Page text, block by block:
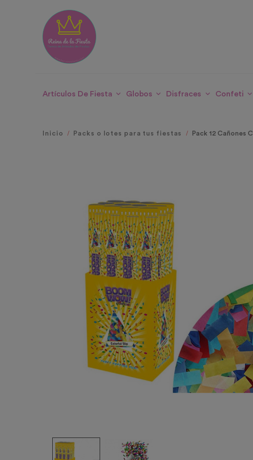
Artículos De Fiesta Globos Disfraces Confeti
Inicio Packs o lotes para tus fiestas Pack 12 Cañones